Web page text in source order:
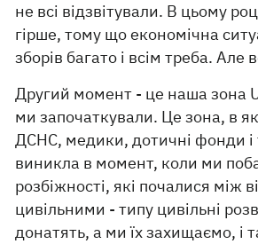
не всі відзвітували. В цьому
гірше, тому що економічна
зборів багато і всім треба. Але
Другий момент - це наша зона
ми започаткували. Це зона, в
ДСНС, медики, дотичні фонди і
виникла в момент, коли ми
розбіжності, які почалися між
цивільними - типу цивільні
донатять, а ми їх захищаємо, і